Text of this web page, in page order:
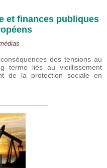
et finances publiques
des tensions au
terme liés au vieillissement
de la protection sociale en